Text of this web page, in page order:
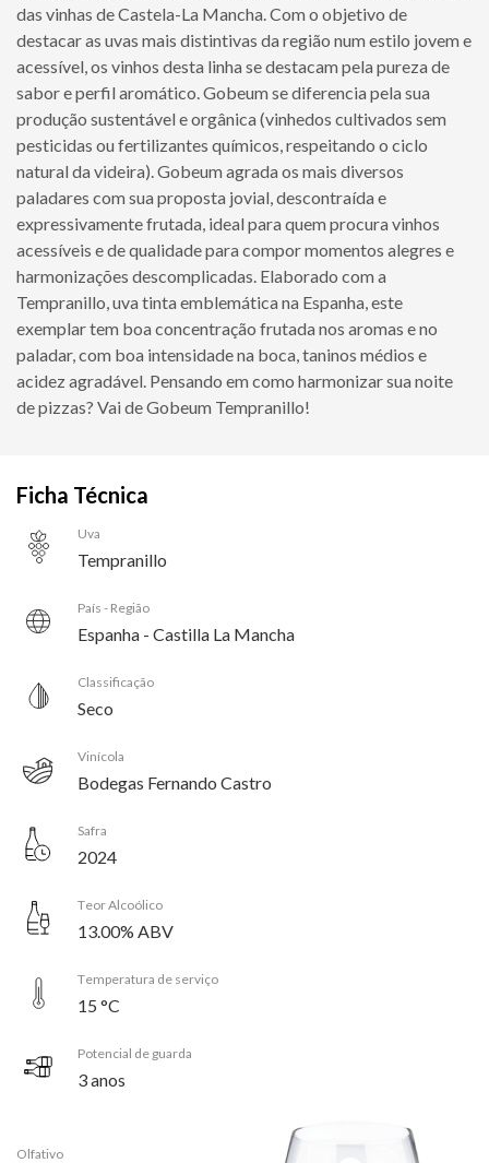
das vinhas de Castela-La Mancha. Com o objetivo de
destacar as uvas mais distintivas da região num estilo jovem e
acessível, os vinhos desta linha se destacam pela pureza de
sabor e perfil aromático. Gobeum se diferencia pela sua
produção sustentável e orgânica (vinhedos cultivados sem
pesticidas ou fertilizantes químicos, respeitando o ciclo
natural da videira). Gobeum agrada os mais diversos
paladares com sua proposta jovial, descontraída e
expressivamente frutada, ideal para quem procura vinhos
acessíveis e de qualidade para compor momentos alegres e
harmonizações descomplicadas. Elaborado com a
Tempranillo, uva tinta emblemática na Espanha, este
exemplar tem boa concentração frutada nos aromas e no
paladar, com boa intensidade na boca, taninos médios e
acidez agradável. Pensando em como harmonizar sua noite
de pizzas? Vai de Gobeum Tempranillo!
Ficha Técnica
Uva
Tempranillo
País - Região
Espanha - Castilla La Mancha
Classificação
Seco
Vinícola
Bodegas Fernando Castro
Safra
2024
Teor Alcoólico
13.00% ABV
Temperatura de serviço
15 °C
Potencial de guarda
3 anos
Olfativo